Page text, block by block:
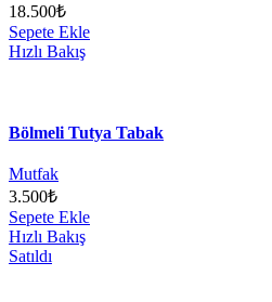
18.500₺
Sepete Ekle
Hızlı Bakış
Bölmeli Tutya Tabak
Mutfak
3.500₺
Sepete Ekle
Hızlı Bakış
Satıldı